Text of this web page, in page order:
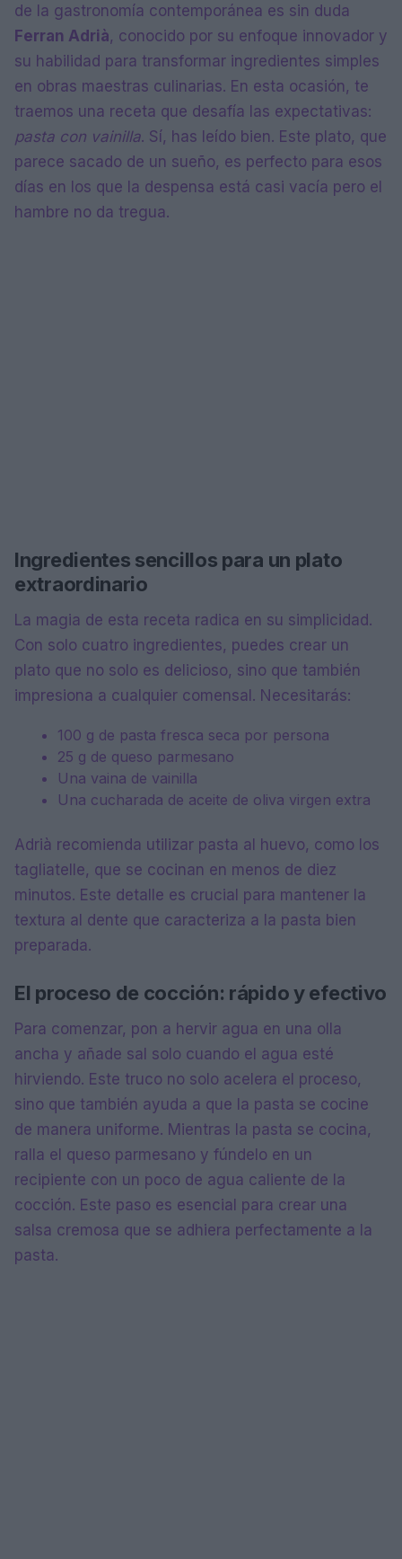
de la gastronomía contemporánea es sin duda
Ferran Adrià, conocido por su enfoque innovador y
su habilidad para transformar ingredientes simples
en obras maestras culinarias. En esta ocasión, te
traemos una receta que desafía las expectativas:
pasta con vainilla. Sí, has leído bien. Este plato, que
parece sacado de un sueño, es perfecto para esos
días en los que la despensa está casi vacía pero el
hambre no da tregua.
Ingredientes sencillos para un plato
extraordinario
La magia de esta receta radica en su simplicidad.
Con solo cuatro ingredientes, puedes crear un
plato que no solo es delicioso, sino que también
impresiona a cualquier comensal. Necesitarás:
100 g de pasta fresca seca por persona
25 g de queso parmesano
Una vaina de vainilla
Una cucharada de aceite de oliva virgen extra
Adrià recomienda utilizar pasta al huevo, como los
tagliatelle, que se cocinan en menos de diez
minutos. Este detalle es crucial para mantener la
textura al dente que caracteriza a la pasta bien
preparada.
El proceso de cocción: rápido y efectivo
Para comenzar, pon a hervir agua en una olla
ancha y añade sal solo cuando el agua esté
hirviendo. Este truco no solo acelera el proceso,
sino que también ayuda a que la pasta se cocine
de manera uniforme. Mientras la pasta se cocina,
ralla el queso parmesano y fúndelo en un
recipiente con un poco de agua caliente de la
cocción. Este paso es esencial para crear una
salsa cremosa que se adhiera perfectamente a la
pasta.